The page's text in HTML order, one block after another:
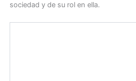
sociedad y de su rol en ella.